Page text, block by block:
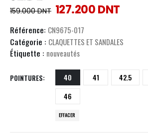
159.000DNT 127.200DNT
Référence: CN9675-017
Catégorie : CLAQUETTES ET SANDALES
Étiquette : nouveautés
POINTURES 40 41 42.5
46
EFFACER